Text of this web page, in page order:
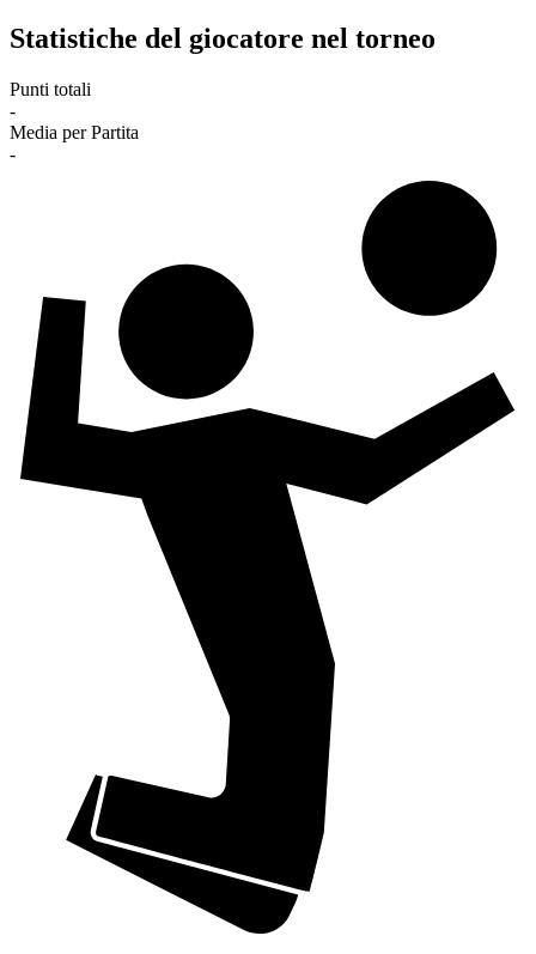
Statistiche del giocatore nel torneo
Punti totali
-
Media per Partita
-